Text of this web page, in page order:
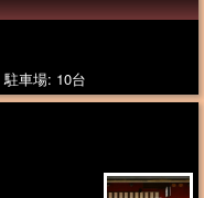
車場: 10台